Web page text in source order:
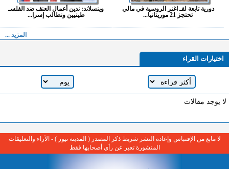
دورية تابعة لفـ اغنر الروسية في مالي
تحتجز 21 موريتانيا...
وينسلاند: ندين أعمال العنف ضد الفلسـ
طينيين ونطالب إسرا...
المزيد ...
اختيارات القراء
لا يوجد مقالات
لا مانع من الإقتباس وإعادة النشر شريط ذكر المصدر ( المدينة نيوز ) - الآراء والتعليقات
المنشورة تعبر عن رأي أصحابها فقط